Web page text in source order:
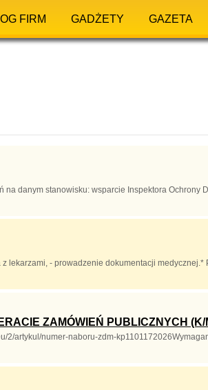
FIRM GADŻETY GAZETA
danym stanowisku: wsparcie Inspektora Ochrony
- prowadzenie dokumentacji medycznej.*
ZAMÓWIEŃ PUBLICZNYCH (K/
2/artykul/numer-naboru-zdm-